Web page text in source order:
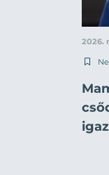
2026.